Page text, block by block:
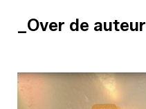
_Over de auteur